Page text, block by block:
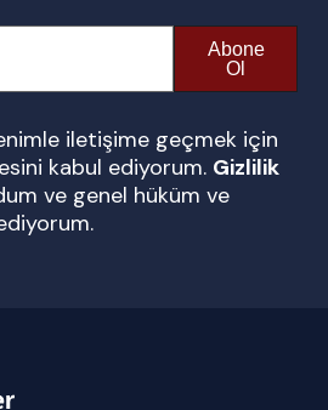
Abone
Ol
iletişime geçmek için
kabul ediyorum. Gizlilik
ve genel hüküm ve